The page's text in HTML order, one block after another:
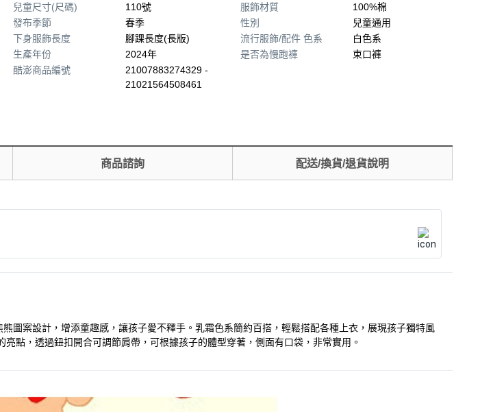
兒童尺寸(尺碼)
110號
發布季節
春季
下身服飾長度
腳踝長度(長版)
生產年份
2024年
酷澎商品編號
21007883274329 -
21021564508461
服飾材質
100%棉
性別
兒童通用
流行服飾/配件 色系
白色系
是否為慢跑褲
束口褲
商品諮詢 配送/換貨/退貨說明
案設計，增添童趣感，讓孩子愛不釋手。乳霜色系簡約百搭，輕鬆搭配各種上衣，展現孩子獨特風
點，透過鈕扣開合可調節肩帶，可根據孩子的體型穿著，側面有口袋，非常實用。